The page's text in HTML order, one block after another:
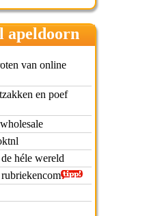
apeldoorn
van online
en poef
héle wereld